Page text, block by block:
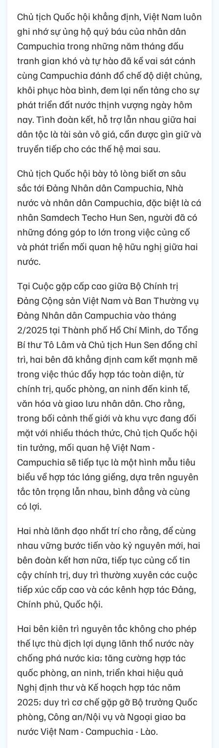
Chủ tịch Quốc hội khẳng định, Việt Nam luôn
ghi nhớ sự ủng hộ quý báu của nhân dân
Campuchia trong những năm tháng đấu
tranh gian khó và tự hào đã kề vai sát cánh
cùng Campuchia đánh đổ chế độ diệt chủng,
khôi phục hòa bình, đem lại nền tảng cho sự
phát triển đất nước thịnh vượng ngày hôm
nay. Tình đoàn kết, hỗ trợ lẫn nhau giữa hai
dân tộc là tài sản vô giá, cần được gìn giữ và
truyền tiếp cho các thế hệ mai sau.
Chủ tịch Quốc hội bày tỏ lòng biết ơn sâu
sắc tới Đảng Nhân dân Campuchia, Nhà
nước và nhân dân Campuchia, đặc biệt là cá
nhân Samdech Techo Hun Sen, người đã có
những đóng góp to lớn trong việc củng cố
và phát triển mối quan hệ hữu nghị giữa hai
nước.
Tại Cuộc gặp cấp cao giữa Bộ Chính trị
Đảng Cộng sản Việt Nam và Ban Thường vụ
Đảng Nhân dân Campuchia vào tháng
2/2025 tại Thành phố Hồ Chí Minh, do Tổng
Bí thư Tô Lâm và Chủ tịch Hun Sen đồng chỉ
trì, hai bên đã khẳng định cam kết mạnh mẽ
trong việc thúc đẩy hợp tác toàn diện, từ
chính trị, quốc phòng, an ninh đến kinh tế,
văn hóa và giao lưu nhân dân. Cho rằng,
trong bối cảnh thế giới và khu vực đang đối
mặt với nhiều thách thức, Chủ tịch Quốc hội
tin tưởng, mối quan hệ Việt Nam -
Campuchia sẽ tiếp tục là một hình mẫu tiêu
biểu về hợp tác láng giềng, dựa trên nguyên
tắc tôn trọng lẫn nhau, bình đẳng và cùng
có lợi.
Hai nhà lãnh đạo nhất trí cho rằng, để cùng
nhau vững bước tiến vào kỷ nguyên mới, hai
bên đoàn kết hơn nữa, tiếp tục củng cố tin
cậy chính trị, duy trì thường xuyên các cuộc
tiếp xúc cấp cao và các kênh hợp tác Đảng,
Chính phủ, Quốc hội.
Hai bên kiên trì nguyên tắc không cho phép
thế lực thù địch lợi dụng lãnh thổ nước này
chống phá nước kia; tăng cường hợp tác
quốc phòng, an ninh, triển khai hiệu quả
Nghị định thư và Kế hoạch hợp tác năm
2025; duy trì cơ chế gặp gỡ Bộ trưởng Quốc
phòng, Công an/Nội vụ và Ngoại giao ba
nước Việt Nam - Campuchia - Lào.